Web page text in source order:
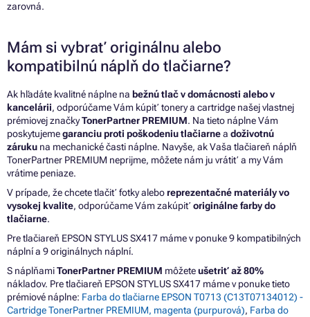
zarovná.
Mám si vybrať originálnu alebo
kompatibilnú náplň do tlačiarne?
Ak hľadáte kvalitné náplne na bežnú tlač v domácnosti alebo v
kancelárii, odporúčame Vám kúpiť tonery a cartridge našej vlastnej
prémiovej značkyTonerPartner PREMIUM. Na tieto náplne Vám
poskytujemegaranciu proti poškodeniu tlačiarnea doživotnú
záruku na mechanické časti náplne. Navyše, ak Vaša tlačiareň náplň
TonerPartner PREMIUM neprijme, môžete nám ju vrátiť a my Vám
vrátime peniaze.
V prípade, že chcete tlačiť fotky aleboreprezentačné materiály vo
vysokej kvalite, odporúčame Vám zakúpiť originálne farby do
tlačiarne.
Pre tlačiareň EPSON STYLUS SX417 máme v ponuke 9 kompatibilných
náplní a 9 originálnych náplní.
S náplňamiTonerPartner PREMIUM môžeteušetriť až 80%
nákladov. Pre tlačiareň EPSON STYLUS SX417 máme v ponuke tieto
prémiové náplne: Farba do tlačiarne EPSON T0713 (C13T07134012) -
Cartridge TonerPartner PREMIUM, magenta (purpurová), Farba do